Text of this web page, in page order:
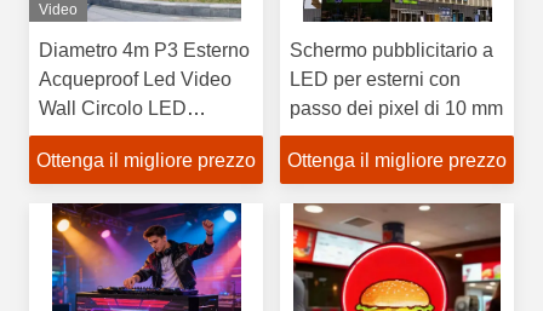
Video
Diametro 4m P3 Esterno
Acqueproof Led Video
Wall Circolo LED
Display Screen
Ottenga il migliore prezzo
Schermo pubblicitario a
LED per esterni con
passo dei pixel di 10 mm
Ottenga il migliore prezzo